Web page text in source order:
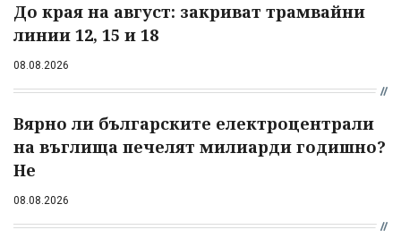
До края на август: закриват трамвайни
линии 12, 15 и 18
08.08.2026
Вярно ли българските електроцентрали
на въглища печелят милиарди годишно?
Не
08.08.2026